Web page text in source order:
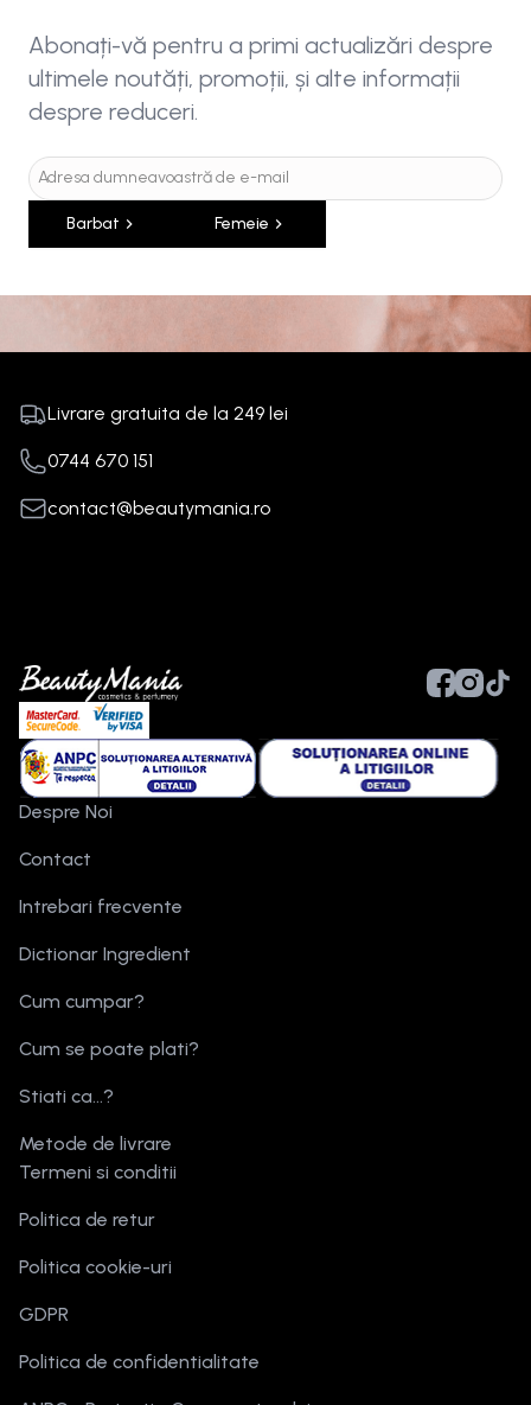
Abonați-vă pentru a primi actualizări despre
ultimele noutăți, promoții, și alte informații
despre reduceri.
Barbat Femeie
Livrare gratuita de la 249 lei
0744 670 151
contact@beautymania.ro
Despre Noi
Contact
Intrebari frecvente
Dictionar Ingredient
Cum cumpar?
Cum se poate plati?
Stiati ca...?
Metode de livrare
Termeni si conditii
Politica de retur
Politica cookie-uri
GDPR
Politica de confidentialitate